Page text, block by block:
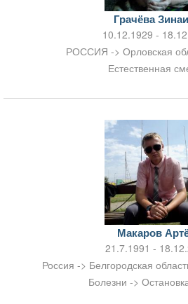
Грачёва
10.12.1929 -
РОССИЯ -> Орловская
Естественная
Макаров
21.7.1991 -
Россия -> Белгородская
Болезни ->